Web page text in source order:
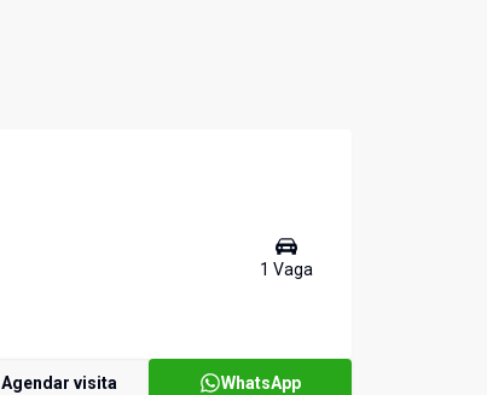
1 Vaga
Agendar visita WhatsApp